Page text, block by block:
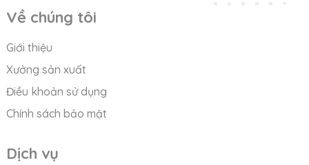
Về chúng tôi
Giới thiệu
Xưởng sản xuất
Điều khoản sử dụng
Chính sách bảo mật
Dịch vụ